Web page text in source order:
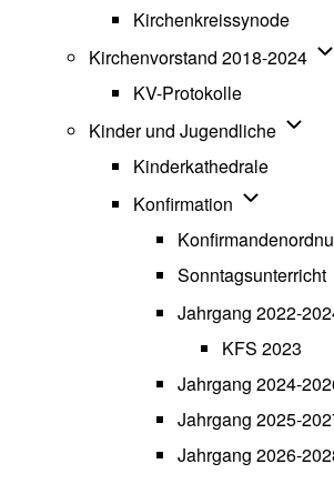
Kirchenkreissynode
Kirchenvorstand 2018-2024
KV-Protokolle
Kinder und Jugendliche
Kinderkathedrale
Konfirmation
Sonntagsunterricht
Jahrgang 2022-
KFS 2023
Jahrgang 2024-
Jahrgang 2025-
Jahrgang 2026-